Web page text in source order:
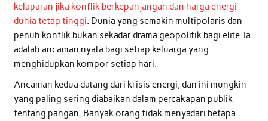
kelaparan jika konflik berkepanjangan dan harga energi
dunia tetap tinggi. Dunia yang semakin multipolaris dan
penuh konflik bukan sekadar drama geopolitik bagi elite. Ia
adalah ancaman nyata bagi setiap keluarga yang
menghidupkan kompor setiap hari.
Ancaman kedua datang dari krisis energi, dan ini mungkin
yang paling sering diabaikan dalam percakapan publik
tentang pangan. Banyak orang tidak menyadari betapa